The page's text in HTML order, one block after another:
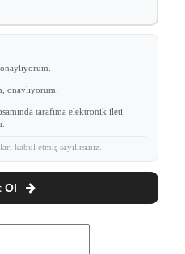
onaylıyorum.
tarafıma elektronik ileti
kabul etmiş sayılırsınız.
Ol